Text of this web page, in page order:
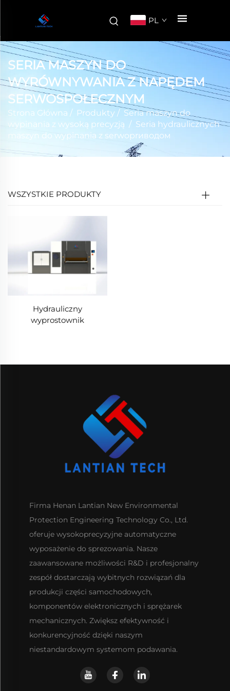
PL
SERIA MASZYN DO
WYRÓWNYWANIA Z NAPĘDEM
SERWOSPOŁECZNYM
Strona Główna / Produkty / Seria maszyn do
wypinania z wysoką precyzją / Seria hydraulicznych
maszyn do wypinania z serwoprиводом
WSZYSTKIE PRODUKTY
Hydrauliczny
wyprostownik
Firma Henan Lantian New Environmental
Protection Engineering Technology Co., Ltd.
oferuje wysokoprecyzyjne automatyczne
wyposażenie do sprezowania. Nasze
zaawansowane możliwości R&D i profesjonalny
zespół dostarczają wybitnych rozwiązań dla
produkcji części samochodowych,
komponentów elektronicznych i sprężarek
mechanicznych. Zwiększ efektywność i
konkurencyjność dzięki naszym
niestandardowym systemom podawania.